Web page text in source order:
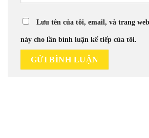
Lưu tên của tôi, email, và trang
này cho lần bình luận kế tiếp của tôi.